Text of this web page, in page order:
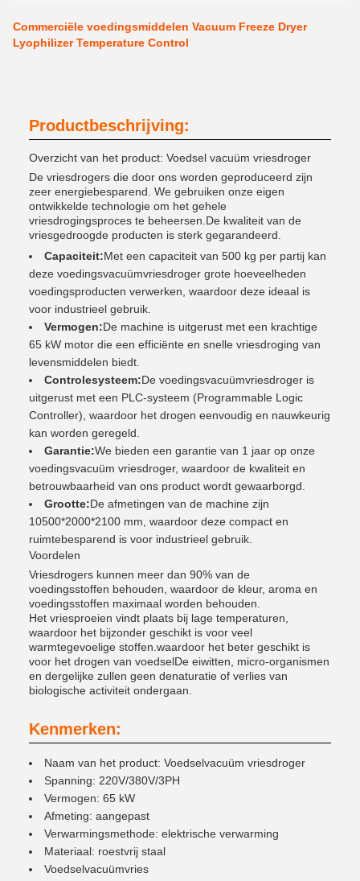
Commerciële voedingsmiddelen Vacuum Freeze Dryer
Lyophilizer Temperature Control
Productbeschrijving:
Overzicht van het product: Voedsel vacuüm vriesdroger
De vriesdrogers die door ons worden geproduceerd zijn
zeer energiebesparend. We gebruiken onze eigen
ontwikkelde technologie om het gehele
vriesdrogingsproces te beheersen.De kwaliteit van de
vriesgedroogde producten is sterk gegarandeerd.
Capaciteit:Met een capaciteit van 500 kg per partij kan
deze voedingsvacuümvriesdroger grote hoeveelheden
voedingsproducten verwerken, waardoor deze ideaal is
voor industrieel gebruik.
Vermogen:De machine is uitgerust met een krachtige
65 kW motor die een efficiënte en snelle vriesdroging van
levensmiddelen biedt.
Controlesysteem:De voedingsvacuümvriesdroger is
uitgerust met een PLC-systeem (Programmable Logic
Controller), waardoor het drogen eenvoudig en nauwkeurig
kan worden geregeld.
Garantie:We bieden een garantie van 1 jaar op onze
voedingsvacuüm vriesdroger, waardoor de kwaliteit en
betrouwbaarheid van ons product wordt gewaarborgd.
Grootte:De afmetingen van de machine zijn
10500*2000*2100 mm, waardoor deze compact en
ruimtebesparend is voor industrieel gebruik.
Voordelen
Vriesdrogers kunnen meer dan 90% van de
voedingsstoffen behouden, waardoor de kleur, aroma en
voedingsstoffen maximaal worden behouden.
Het vriesproeien vindt plaats bij lage temperaturen,
waardoor het bijzonder geschikt is voor veel
warmtegevoelige stoffen.waardoor het beter geschikt is
voor het drogen van voedselDe eiwitten, micro-organismen
en dergelijke zullen geen denaturatie of verlies van
biologische activiteit ondergaan.
Kenmerken:
Naam van het product: Voedselvacuüm vriesdroger
Spanning: 220V/380V/3PH
Vermogen: 65 kW
Afmeting: aangepast
Verwarmingsmethode: elektrische verwarming
Materiaal: roestvrij staal
Voedselvacuümvries